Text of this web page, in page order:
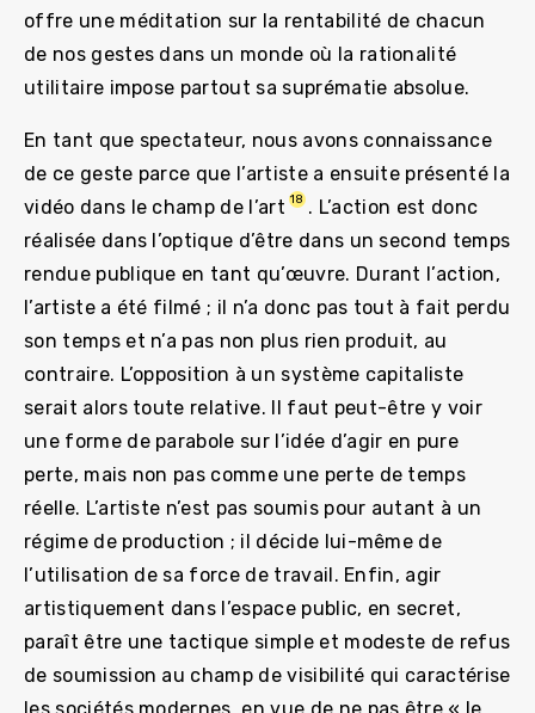
offre une méditation sur la rentabilité de chacun
de nos gestes dans un monde où la rationalité
utilitaire impose partout sa suprématie absolue.
En tant que spectateur, nous avons connaissance
de ce geste parce que l’artiste a ensuite présenté la
vidéo dans le champ de l’art 18 . L’action est donc
réalisée dans l’optique d’être dans un second temps
rendue publique en tant qu’œuvre. Durant l’action,
l’artiste a été filmé ; il n’a donc pas tout à fait perdu
son temps et n’a pas non plus rien produit, au
contraire. L’opposition à un système capitaliste
serait alors toute relative. Il faut peut-être y voir
une forme de parabole sur l’idée d’agir en pure
perte, mais non pas comme une perte de temps
réelle. L’artiste n’est pas soumis pour autant à un
régime de production ; il décide lui-même de
l’utilisation de sa force de travail. Enfin, agir
artistiquement dans l’espace public, en secret,
paraît être une tactique simple et modeste de refus
de soumission au champ de visibilité qui caractérise